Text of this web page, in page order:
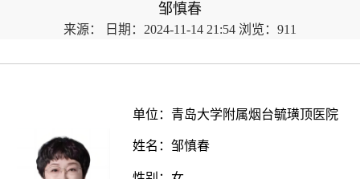
邹慎春
来源： 日期：2024-11-14 21:54 浏览： 911
单位 ： 青岛大学附属烟台毓璜顶医院
姓名：邹慎春